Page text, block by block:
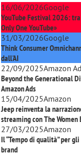
16/06/2026Google
YouTube Festival 2026:
Only One YouTube»
31/03/2026Google
Think Consumer
dall'AI
22/09/2025Amazon
Beyond the Generational
Amazon Ads
15/04/2025Amazon
Jeep reinventa la
streaming conThe Women
27/03/2025Amazon
Il “Tempo di qualità” per
brand